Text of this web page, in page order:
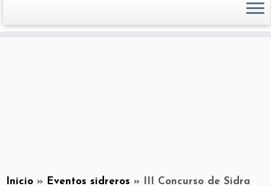
Inicio » Eventos sidreros »
III Concurso de Sidra